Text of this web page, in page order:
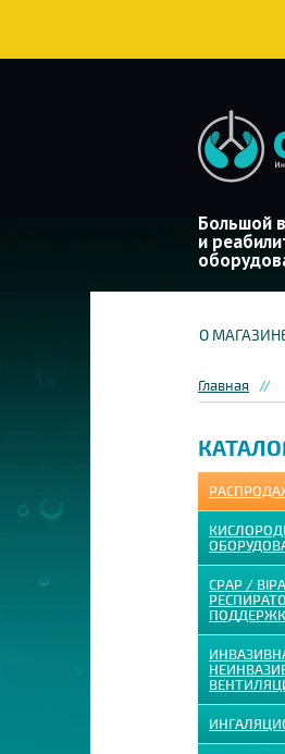
Большой
и
О
Главная
CPAP /